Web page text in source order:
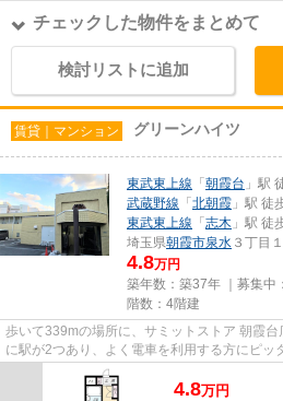
チェックした物件をまとめて
検討リストに追加
賃貸｜マンション グリーンハイツ
東武東上線 「 朝霞台 」駅
武蔵野線 「 北朝霞 」駅 徒
東武東上線 「 志木 」駅 徒
埼玉県朝霞市泉水 ３丁目
4.8万円
築年数：築37年 ｜募集中：
階数：4階建
歩いて339mの場所に、サミットストア 朝霞
に駅が2つあり、よく電車を利用する方にピッ
性に優れ、管理の手間も抑えら...
4.8万円